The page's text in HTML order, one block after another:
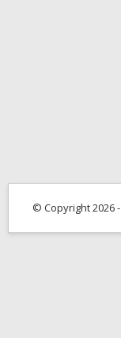
© Copyright 2026 -